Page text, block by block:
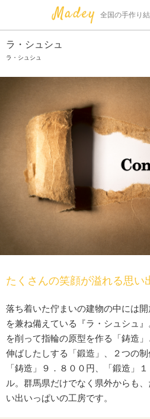
全国の手作り
ラ・シュシュ
ラ・シュシュ
たくさんの笑顔が溢れる思い
落ち着いた佇まいの建物の中には
を兼ね備えている『ラ・シュシュ
を削って指輪の原型を作る「鋳造」
伸ばしたしする「鍛造」、２つの
「鋳造」９．８００円、「鍛造」
ル。群馬県だけでなく県外からも
い出いっぱいの工房です。